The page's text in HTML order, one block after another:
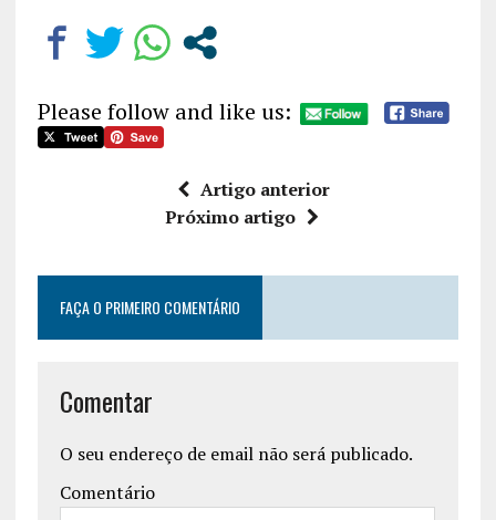
Please follow and like us:
Artigo anterior
Próximo artigo
FAÇA O PRIMEIRO COMENTÁRIO
Comentar
O seu endereço de email não será publicado.
Comentário